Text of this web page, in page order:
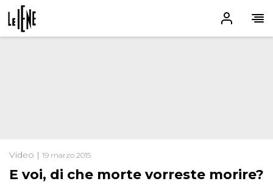
Video | 19 marzo 2015
E voi, di che morte vorreste morire?